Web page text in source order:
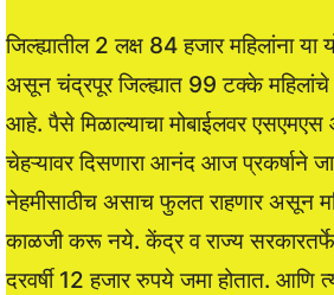
जिल्ह्यातील 2 लक्ष 84 हजार महिलांना या
असून चंद्रपूर जिल्ह्यात 99 टक्के
आहे. पैसे मिळाल्याचा मोबाईलवर एसएमएस
चेहऱ्यावर दिसणारा आनंद आज प्रकर्षाने
नेहमीसाठीच असाच फुलत राहणार असून
काळजी करू नये. केंद्र व राज्य सरकारतर्फे
दरवर्षी 12 हजार रुपये जमा होतात. आणि